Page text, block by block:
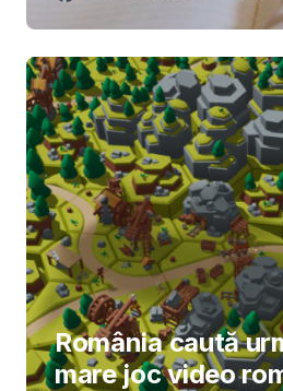
România caută
mare joc video